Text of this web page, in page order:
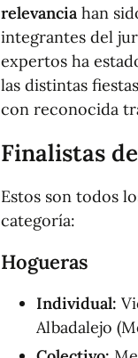
relevancia han
integrantes del
expertos ha
las distintas
con reconocida
Finalistas
Estos son todos
categoría:
Hogueras
Individual:
Albadalejo